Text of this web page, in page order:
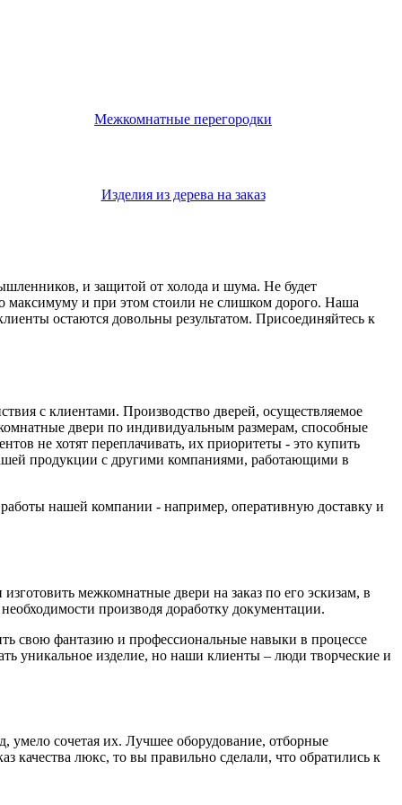
Межкомнатные перегородки
Изделия из дерева на заказ
и защитой от холода и шума. Не будет
максимуму и при этом стоили не слишком дорого. Наша
остаются довольны результатом. Присоединяйтесь к
с клиентами. Производство дверей, осуществляемое
двери по индивидуальным размерам, способные
не хотят переплачивать, их приоритеты - это купить
продукции с другими компаниями, работающими в
нашей компании - например, оперативную доставку и
межкомнатные двери на заказ по его эскизам, в
производя доработку документации.
свою фантазию и профессиональные навыки в процессе
уникальное изделие, но наши клиенты – люди творческие и
умело сочетая их. Лучшее оборудование, отборные
люкс, то вы правильно сделали, что обратились к